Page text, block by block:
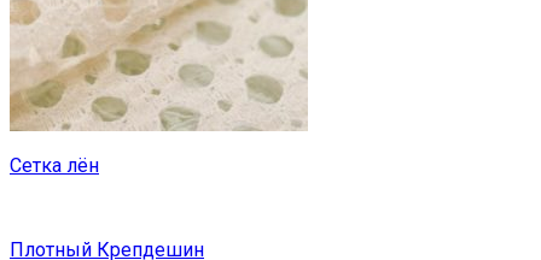
Сетка лён
Плотный Крепдешин